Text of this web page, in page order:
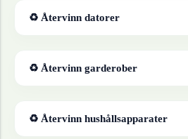
♻ Återvinn datorer
♻ Återvinn garderober
♻ Återvinn hushållsapparater